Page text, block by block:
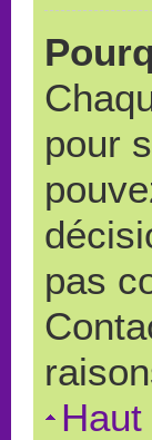
pour
pas
Haut